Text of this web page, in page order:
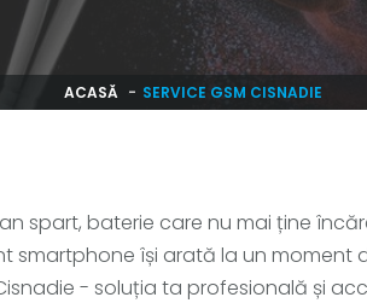
ACASĂ SERVICE GSM CISNADIE
spart, baterie care nu mai ține
smartphone își arată la un
- soluția ta profesională și